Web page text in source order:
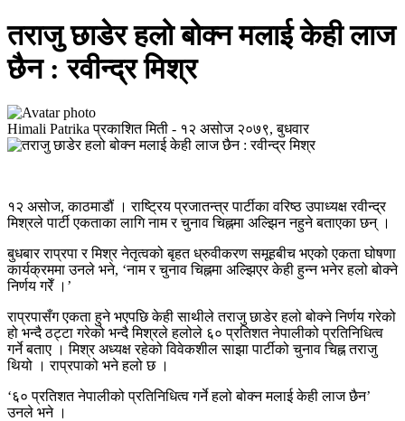
तराजु छाडेर हलो बोक्न मलाई केही लाज
छैन : रवीन्द्र मिश्र
Himali Patrika प्रकाशित मिती - १२ असोज २०७९, बुधवार
१२ असोज, काठमाडौं । राष्ट्रिय प्रजातन्त्र पार्टीका वरिष्ठ उपाध्यक्ष रवीन्द्र
मिश्रले पार्टी एकताका लागि नाम र चुनाव चिह्नमा अल्झिन नहुने बताएका छन् ।
बुधबार राप्रपा र मिश्र नेतृत्वको बृहत ध्रुवीकरण समूहबीच भएको एकता घोषणा
कार्यक्रममा उनले भने, ‘नाम र चुनाव चिह्नमा अल्झिएर केही हुन्न भनेर हलो बोक्ने
निर्णय गरेँ ।’
राप्रपासँग एकता हुने भएपछि केही साथीले तराजु छाडेर हलो बोक्ने निर्णय गरेको
हो भन्दै ठट्टा गरेको भन्दै मिश्रले हलोले ६० प्रतिशत नेपालीको प्रतिनिधित्व
गर्ने बताए । मिश्र अध्यक्ष रहेको विवेकशील साझा पार्टीको चुनाव चिह्न तराजु
थियो । राप्रपाको भने हलो छ ।
‘६० प्रतिशत नेपालीको प्रतिनिधित्व गर्ने हलो बोक्न मलाई केही लाज छैन’
उनले भने ।